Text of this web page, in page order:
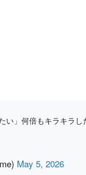
」何倍もキラキラし
May 5, 2026